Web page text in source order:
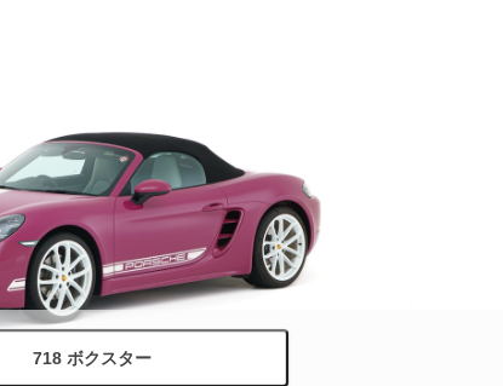
718 ボクスター